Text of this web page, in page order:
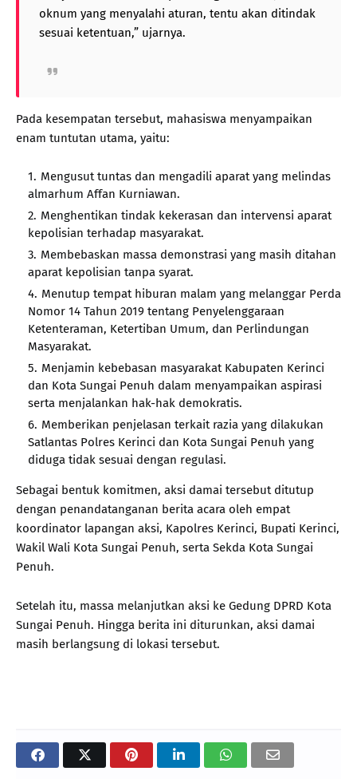
oknum yang menyalahi aturan, tentu akan ditindak
sesuai ketentuan,” ujarnya.
Pada kesempatan tersebut, mahasiswa menyampaikan
enam tuntutan utama, yaitu:
Mengusut tuntas dan mengadili aparat yang melindas
almarhum Affan Kurniawan.
Menghentikan tindak kekerasan dan intervensi aparat
kepolisian terhadap masyarakat.
Membebaskan massa demonstrasi yang masih ditahan
aparat kepolisian tanpa syarat.
Menutup tempat hiburan malam yang melanggar Perda
Nomor 14 Tahun 2019 tentang Penyelenggaraan
Ketenteraman, Ketertiban Umum, dan Perlindungan
Masyarakat.
Menjamin kebebasan masyarakat Kabupaten Kerinci
dan Kota Sungai Penuh dalam menyampaikan aspirasi
serta menjalankan hak-hak demokratis.
Memberikan penjelasan terkait razia yang dilakukan
Satlantas Polres Kerinci dan Kota Sungai Penuh yang
diduga tidak sesuai dengan regulasi.
Sebagai bentuk komitmen, aksi damai tersebut ditutup
dengan penandatanganan berita acara oleh empat
koordinator lapangan aksi, Kapolres Kerinci, Bupati Kerinci,
Wakil Wali Kota Sungai Penuh, serta Sekda Kota Sungai
Penuh.
Setelah itu, massa melanjutkan aksi ke Gedung DPRD Kota
Sungai Penuh. Hingga berita ini diturunkan, aksi damai
masih berlangsung di lokasi tersebut.